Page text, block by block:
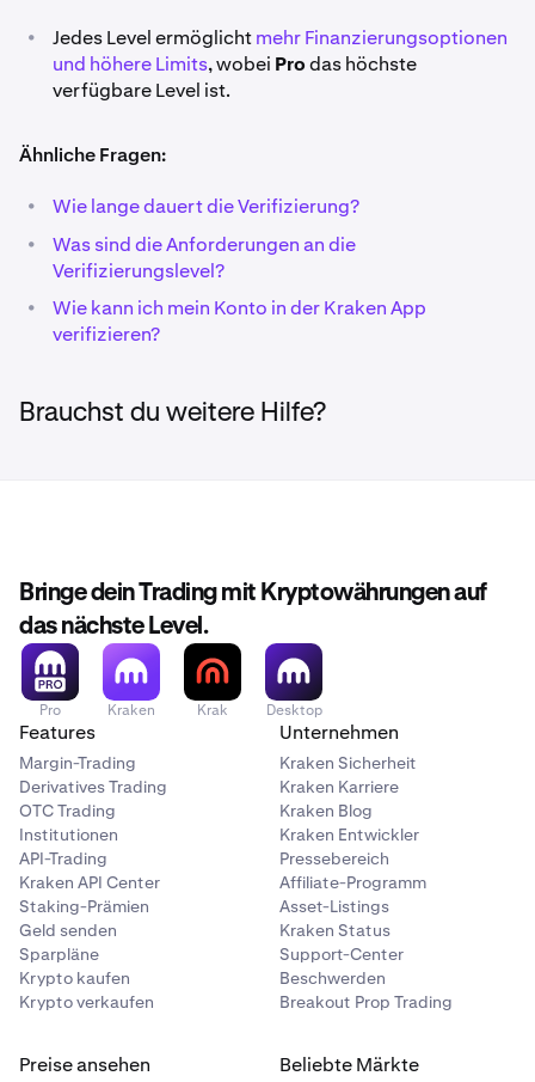
• Jedes Level ermöglichtmehr Finanzierungsoptionen
und höhere Limits, wobei Prodas höchste
verfügbare Level ist.
Ähnliche Fragen:
• Wie lange dauert die Verifizierung?
•
Was sind die Anforderungen an die
Verifizierungslevel?
•
Wie kann ich mein Konto in der Kraken App
verifizieren?
Brauchst du weitere Hilfe?
Bringe dein Trading mit Kryptowährungen auf
das nächste Level.
Pro Kraken Krak Desktop
Features
Margin-Trading
Derivatives Trading
OTC Trading
Institutionen
API-Trading
Kraken API Center
Staking-Prämien
Geld senden
Sparpläne
Krypto kaufen
Krypto verkaufen
Unternehmen
Kraken Sicherheit
Kraken Karriere
Kraken Blog
Kraken Entwickler
Pressebereich
Affiliate-Programm
Asset-Listings
Kraken Status
Support-Center
Beschwerden
Breakout Prop Trading
Preise ansehen Beliebte Märkte